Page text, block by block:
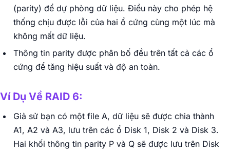
(parity) để dự phòng dữ liệu. Điều này cho phép hệ
thống chịu được lỗi của hai ổ cứng cùng một lúc mà
không mất dữ liệu.
Thông tin parity được phân bố đều trên tất cả các ổ
cứng để tăng hiệu suất và độ an toàn.
Ví Dụ Về RAID 6:
Giả sử bạn có một file A, dữ liệu sẽ được chia thành
A1, A2 và A3, lưu trên các ổ Disk 1, Disk 2 và Disk 3.
Hai khối thông tin parity P và Q sẽ được lưu trên Disk